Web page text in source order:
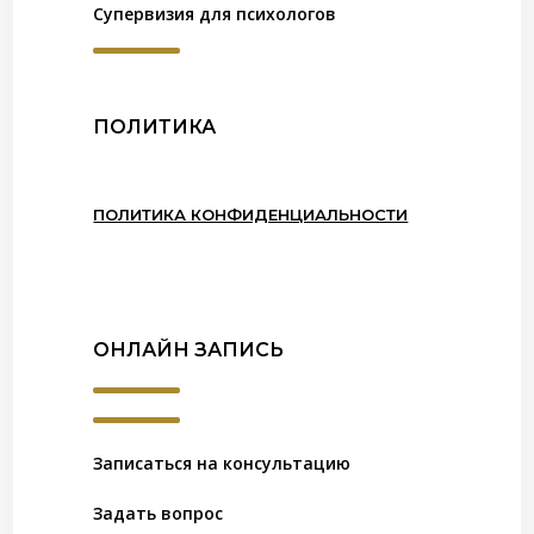
Супервизия для психологов
ПОЛИТИКА
ПОЛИТИКА КОНФИДЕНЦИАЛЬНОСТИ
ОНЛАЙН ЗАПИСЬ
Записаться на консультацию
Задать вопрос